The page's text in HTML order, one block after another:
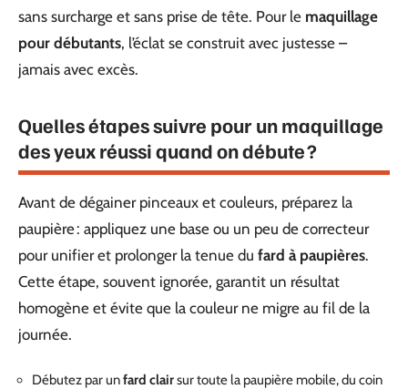
sans surcharge et sans prise de tête. Pour le maquillage
pour débutants, l’éclat se construit avec justesse –
jamais avec excès.
Quelles étapes suivre pour un maquillage
des yeux réussi quand on débute ?
Avant de dégainer pinceaux et couleurs, préparez la
paupière : appliquez une base ou un peu de correcteur
pour unifier et prolonger la tenue du fard à paupières.
Cette étape, souvent ignorée, garantit un résultat
homogène et évite que la couleur ne migre au fil de la
journée.
Débutez par unfard clairsur toute la paupière mobile, du coin